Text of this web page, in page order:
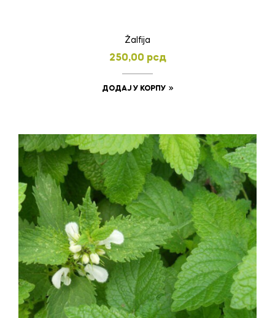
Žalfija
250,00 рсд
ДОДАЈ У КОРПУ